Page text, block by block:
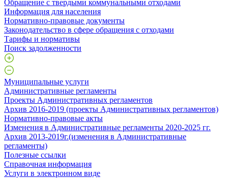
Обращение с твердыми коммунальными отходами
Информация для населения
Нормативно-правовые документы
Законодательство в сфере обращения с отходами
Тарифы и нормативы
Поиск задолженности
Муниципальные услуги
Административные регламенты
Проекты Административных регламентов
Архив 2016-2019 (проекты Административных регламентов)
Нормативно-правовые акты
Изменения в Административные регламенты 2020-2025 гг.
Архив 2013-2019г.(изменения в Административные
регламенты)
Полезные ссылки
Справочная информация
Услуги в электронном виде